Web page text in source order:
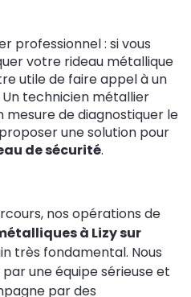
professionnel : si vous
votre rideau métallique
utile de faire appel à un
technicien métallier
mesure de diagnostiquer le
une solution pour
de sécurité.
nos opérations de
à Lizy sur
très fondamental. Nous
une équipe sérieuse et
par des